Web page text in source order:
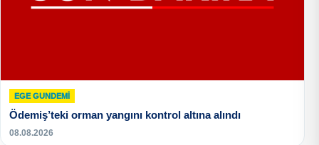
EGE GUNDEMİ
Ödemiş’teki orman yangını kontrol altına alındı
08.08.2026